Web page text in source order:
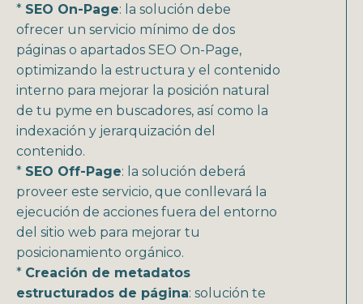
* SEO On-Page: la solución debe
ofrecer un servicio mínimo de dos
páginas o apartados SEO On-Page,
optimizando la estructura y el contenido
interno para mejorar la posición natural
de tu pyme en buscadores, así como la
indexación y jerarquización del
contenido.
* SEO Off-Page: la solución deberá
proveer este servicio, que conllevará la
ejecución de acciones fuera del entorno
del sitio web para mejorar tu
posicionamiento orgánico.
* Creación de metadatos
estructurados de página: solución te